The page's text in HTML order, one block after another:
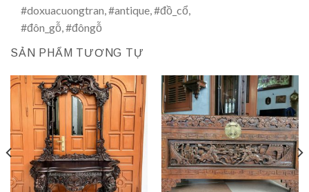
#doxuacuongtran #antique #đồ_cổ
#đôn_gỗ, #đôngỗ
SẢN PHẨM TƯƠNG TỰ